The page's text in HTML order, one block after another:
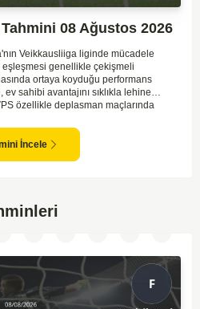
08 Ağustos 2026
Veikkausliiga liginde mücadele
genellikle çekişmeli
ortaya koyduğu performans
sahibi avantajını sıklıkla lehine
özellikle deplasman maçlarında
arasındaki tarihsel rekabet dikkate
olasıdır ve her iki tarafın da gol
savunma zaafları ve VPS'nin hızlı
İncele